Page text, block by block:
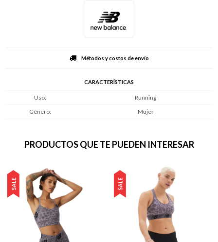
Métodos y costos de envío
CARACTERÍSTICAS
Uso
Running
Género
Mujer
PRODUCTOS QUE TE PUEDEN INTERESAR